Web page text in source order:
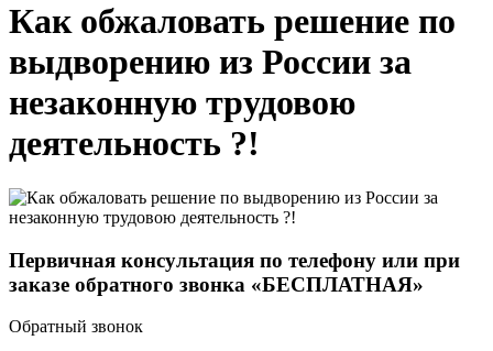
Как обжаловать решение по
выдворению из России за
незаконную трудовою
деятельность ?!
Первичная консультация по телефону или при
заказе обратного звонка «БЕСПЛАТНАЯ»
Обратный звонок